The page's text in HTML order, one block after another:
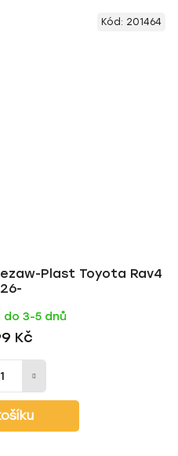
Plast Toyota Rav4
do 3-5 dnů
Kč
Kód: 201464